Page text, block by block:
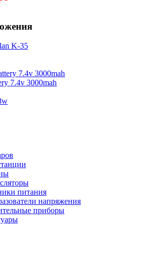
7.4v 3000mah
питания
напряжения
приборы